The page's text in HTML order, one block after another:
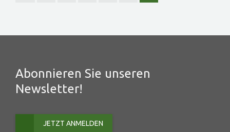
Abonnieren Sie unseren
Newsletter!
JETZT ANMELDEN